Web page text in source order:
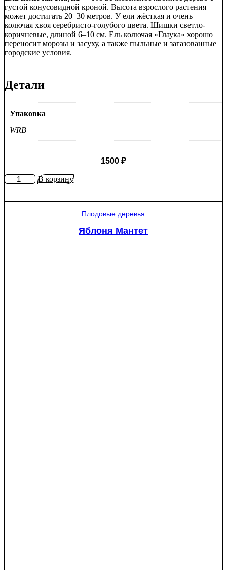
густой конусовидной кроной. Высота взрослого растения
может достигать 20–30 метров. У ели жёсткая и очень
колючая хвоя серебристо-голубого цвета. Шишки светло-
коричневые, длиной 6–10 см. Ель колючая «Глаука» хорошо
переносит морозы и засуху, а также пыльные и загазованные
городские условия.
Детали
Упаковка
WRB
1500 ₽
КоличествоВ корзину
Плодовые деревья
Яблоня Мантет